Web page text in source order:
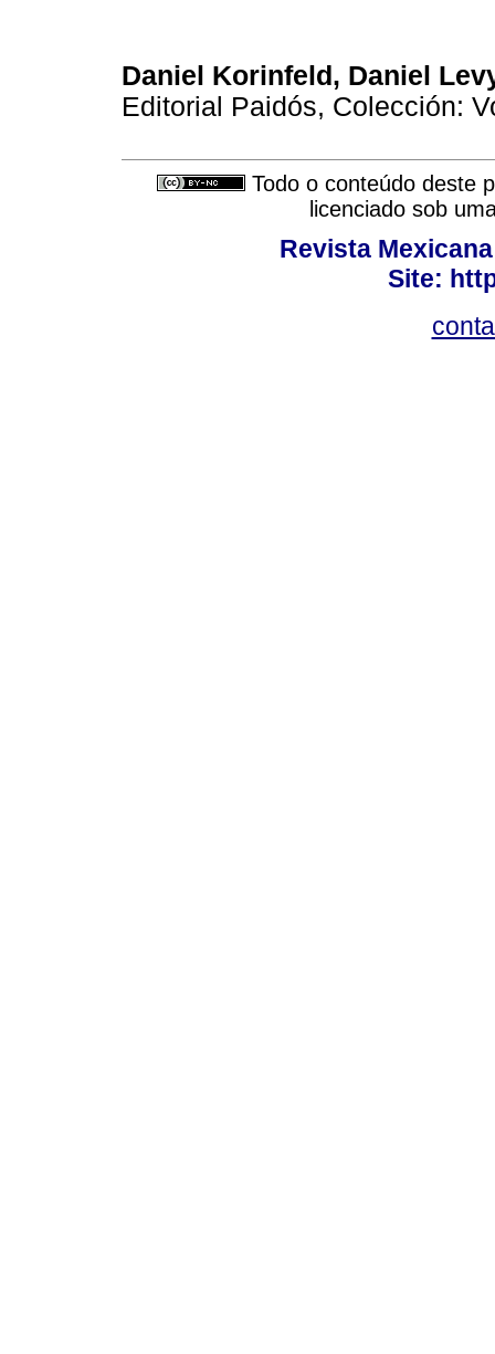
Daniel Korinfeld, Daniel
Editorial Paidós, Colección:
Todo o conteúdo deste
licenciado sob
Revista
Site: